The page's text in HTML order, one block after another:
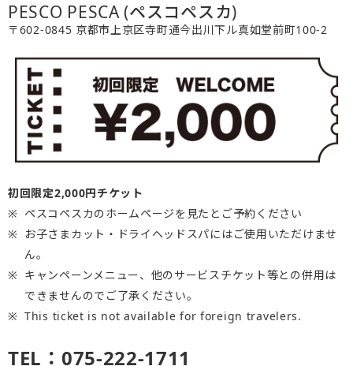
PESCO PESCA (ペスコペスカ)
〒602-0845 京都市上京区寺町通今出川下ル真如堂前町100-2
初回限定2,000円チケット
ペスコペスカのホームページを見たとご予約ください
お子さまカット・ドライヘッドスパにはご使用いただけませ
ん。
キャンペーンメニュー、他のサービスチケット等との併用は
できませんのでご了承ください。
This ticket is not available for foreign travelers.
TEL：075-222-1711